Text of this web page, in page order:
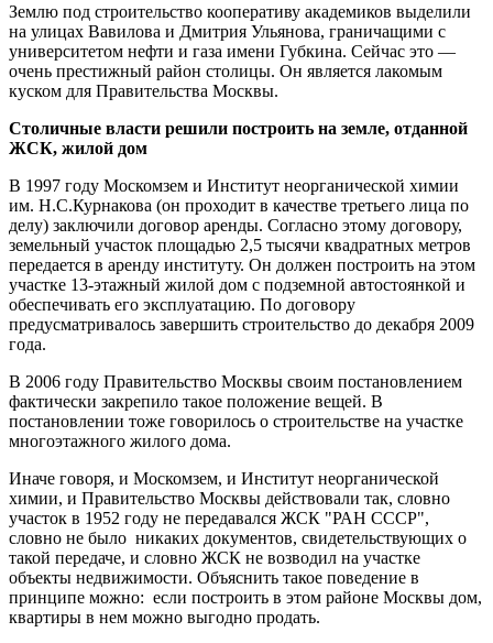
Землю под строительство кооперативу академиков выделили
на улицах Вавилова и Дмитрия Ульянова, граничащими с
университетом нефти и газа имени Губкина. Сейчас это —
очень престижный район столицы. Он является лакомым
куском для Правительства Москвы.
Столичные власти решили построить на земле, отданной
ЖСК, жилой дом
В 1997 году Москомзем и Институт неорганической химии
им. Н.С.Курнакова (он проходит в качестве третьего лица по
делу) заключили договор аренды. Согласно этому договору,
земельный участок площадью 2,5 тысячи квадратных метров
передается в аренду институту. Он должен построить на этом
участке 13-этажный жилой дом с подземной автостоянкой и
обеспечивать его эксплуатацию. По договору
предусматривалось завершить строительство до декабря 2009
года.
В 2006 году Правительство Москвы своим постановлением
фактически закрепило такое положение вещей. В
постановлении тоже говорилось о строительстве на участке
многоэтажного жилого дома.
Иначе говоря, и Москомзем, и Институт неорганической
химии, и Правительство Москвы действовали так, словно
участок в 1952 году не передавался ЖСК "РАН СССР",
словно не было никаких документов, свидетельствующих о
такой передаче, и словно ЖСК не возводил на участке
объекты недвижимости. Объяснить такое поведение в
принципе можно: если построить в этом районе Москвы дом,
квартиры в нем можно выгодно продать.